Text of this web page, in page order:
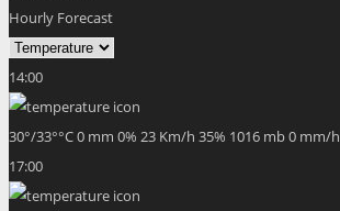
Hourly Forecast
14:00
30°/33°°C0 mm 0% 23 Km/h 35% 1016 mb0 mm/h
17:00